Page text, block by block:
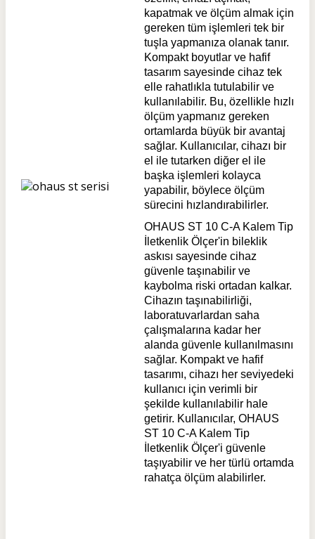
kapatmak ve ölçüm almak için
gereken tüm işlemleri tek bir
tuşla yapmanıza olanak tanır.
Kompakt boyutlar ve hafif
tasarım sayesinde cihaz tek
elle rahatlıkla tutulabilir ve
kullanılabilir. Bu, özellikle hızlı
ölçüm yapmanız gereken
ortamlarda büyük bir avantaj
sağlar. Kullanıcılar, cihazı bir
el ile tutarken diğer el ile
başka işlemleri kolayca
yapabilir, böylece ölçüm
sürecini hızlandırabilirler.
OHAUS ST 10 C-A Kalem Tip
İletkenlik Ölçer'in bileklik
askısı sayesinde cihaz
güvenle taşınabilir ve
kaybolma riski ortadan kalkar.
Cihazın taşınabilirliği,
laboratuvarlardan saha
çalışmalarına kadar her
alanda güvenle kullanılmasını
sağlar. Kompakt ve hafif
tasarımı, cihazı her seviyedeki
kullanıcı için verimli bir
şekilde kullanılabilir hale
getirir. Kullanıcılar, OHAUS
ST 10 C-A Kalem Tip
İletkenlik Ölçer'i güvenle
taşıyabilir ve her türlü ortamda
rahatça ölçüm alabilirler.